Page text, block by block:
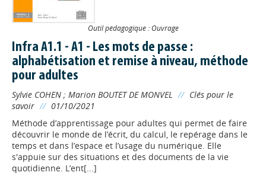
Outil pédagogique : Ouvrage
Infra A1.1 - A1 - Les mots de passe :
alphabétisation et remise à niveau, méthode
pour adultes
Sylvie COHEN ; Marion BOUTET DE MONVEL // Clés pour le
savoir // 01/10/2021
Méthode d’apprentissage pour adultes qui permet de faire
découvrir le monde de l’écrit, du calcul, le repérage dans le
temps et dans l’espace et l’usage du numérique. Elle
s'appuie sur des situations et des documents de la vie
quotidienne. L’ent[...]